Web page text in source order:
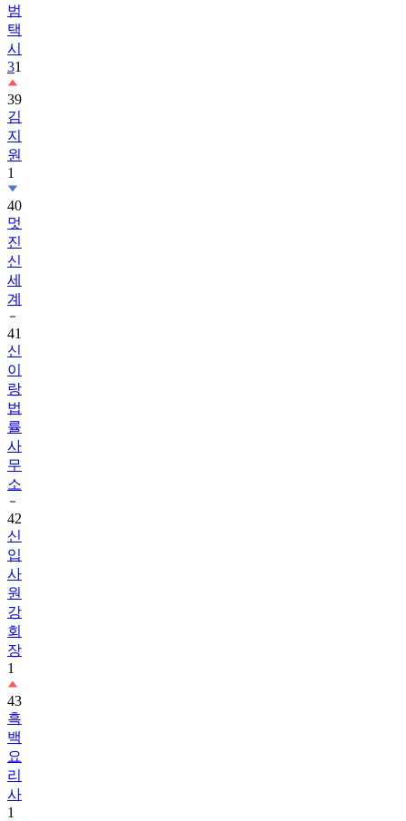
범
택
시
31
39
김
지
원
1
40
멋
진
신
세
계
41
신
이
랑
법
률
사
무
소
42
신
입
사
원
강
회
장
1
43
흑
백
요
리
사
1